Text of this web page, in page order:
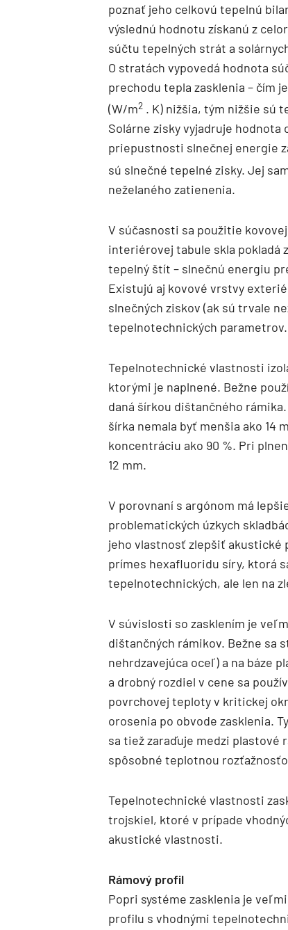
poznať jeho celkovú tepelnú
výslednú hodnotu získanú z
súčtu tepelných strát a
O stratách vypovedá hodnota
prechodu tepla zasklenia – čím
(W/m2 . K) nižšia, tým nižšie sú
Solárne zisky vyjadruje hodnota
priepustnosti slnečnej energie
sú slnečné tepelné zisky. Jej
neželaného zatienenia.
V súčasnosti sa použitie
interiérovej tabule skla pokladá
tepelný štít – slnečnú energiu
Existujú aj kovové vrstvy
slnečných ziskov (ak sú trvale
tepelnotechnických parametrov.
Tepelnotechnické vlastnosti
ktorými je naplnené. Bežne
daná šírkou dištančného
šírka nemala byť menšia ako 14
koncentráciu ako 90 %. Pri
12 mm.
V porovnaní s argónom má
problematických úzkych
jeho vlastnosť zlepšiť akustické
prímes hexafluoridu síry, ktorá
tepelnotechnických, ale len na
V súvislosti so zasklením je
dištančných rámikov. Bežne sa
nehrdzavejúca oceľ) a na báze
a drobný rozdiel v cene sa
povrchovej teploty v kritickej
orosenia po obvode zasklenia.
sa tiež zaraďuje medzi plastové
spôsobné teplotnou
Tepelnotechnické vlastnosti
trojskiel, ktoré v prípade
akustické vlastnosti.
Rámový profil
Popri systéme zasklenia je
profilu s vhodnými